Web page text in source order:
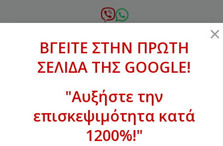
σε
xanthogenous@gmail.com
ΒΓΕΙΤΕ ΣΤΗΝ ΠΡΩΤΗ ΣΕΛΙΔΑ ΤΗΣ
GOOGLE!
×
ΒΓΕΙΤΕ ΣΤΗΝ ΠΡΩΤΗ
ΣΕΛΙΔΑ ΤΗΣ GOOGLE!
"Αυξήστε την
επισκεψιμότητα κατά
1200%!"